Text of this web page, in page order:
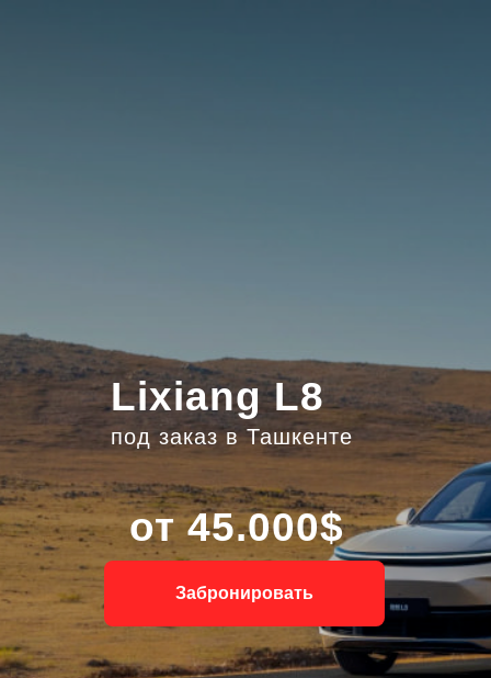
Lixiang L8
Забронировать
от 45.000$
под заказ в Ташкенте